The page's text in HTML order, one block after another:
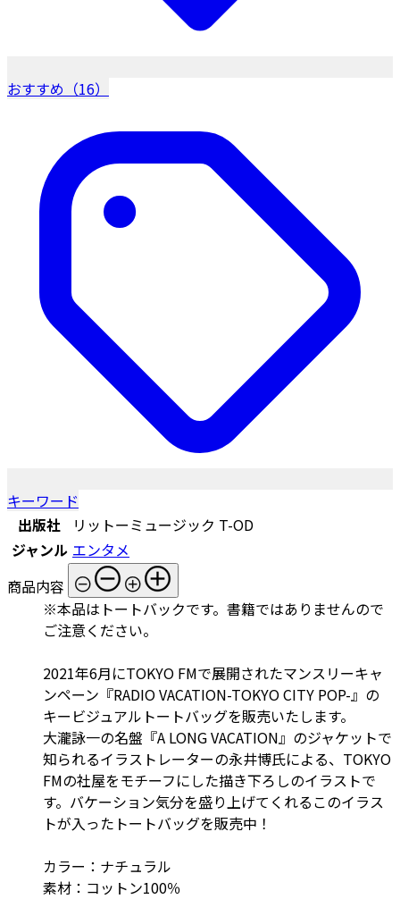
おすすめ（16）
キーワード
出版社
リットーミュージック T-OD
ジャンル エンタメ
商品内容
※本品はトートバックです。書籍ではありませんので
ご注意ください。
2021年6月にTOKYO FMで展開されたマンスリーキャ
ンペーン『RADIO VACATION-TOKYO CITY POP-』の
キービジュアルトートバッグを販売いたします。
大瀧詠一の名盤『A LONG VACATION』のジャケットで
知られるイラストレーターの永井博氏による、TOKYO
FMの社屋をモチーフにした描き下ろしのイラストで
す。バケーション気分を盛り上げてくれるこのイラス
トが入ったトートバッグを販売中！
カラー：ナチュラル
素材：コットン100％